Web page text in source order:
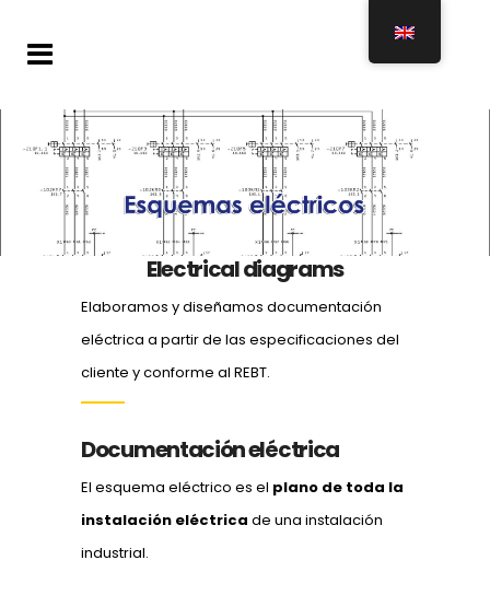
Electrical diagrams
Elaboramos y diseñamos documentación
eléctrica a partir de las especificaciones del
cliente y conforme al REBT.
Documentación eléctrica
El esquema eléctrico es el plano de toda la
instalación eléctrica de una instalación
industrial.